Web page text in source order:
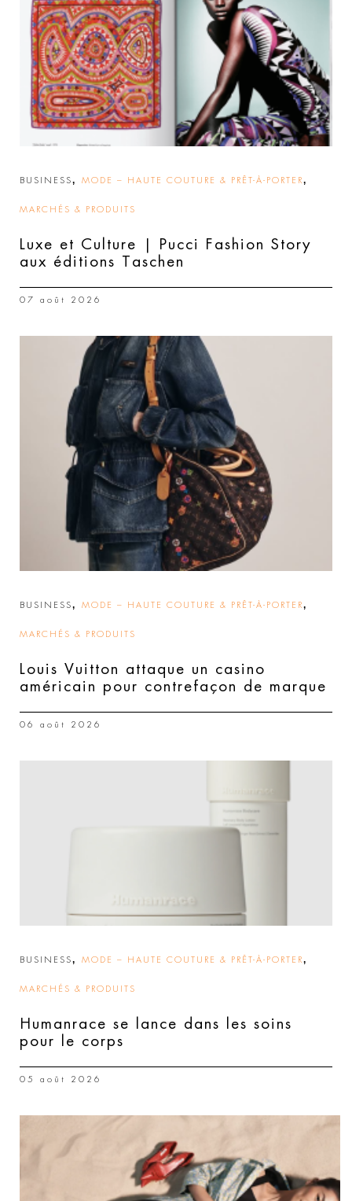
BUSINESS, MODE – HAUTE COUTURE & PRÊT-À-PORTER,
MARCHÉS & PRODUITS
Luxe et Culture | Pucci Fashion Story
aux éditions Taschen
07 août 2026
BUSINESS, MODE – HAUTE COUTURE & PRÊT-À-PORTER,
MARCHÉS & PRODUITS
Louis Vuitton attaque un casino
américain pour contrefaçon de marque
06 août 2026
BUSINESS, MODE – HAUTE COUTURE & PRÊT-À-PORTER,
MARCHÉS & PRODUITS
Humanrace se lance dans les soins
pour le corps
05 août 2026